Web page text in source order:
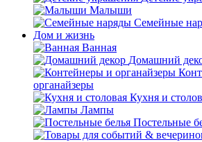
Малыши
Семейные
Дом и жизнь
Ванная
Домашний
органайзеры
Кухня и
Лампы
Постельные